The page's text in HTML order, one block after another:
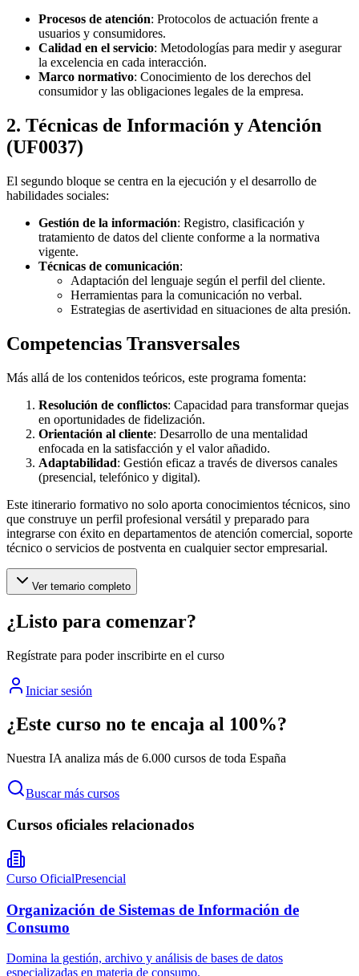
Procesos de atención: Protocolos de actuación frente a
usuarios y consumidores.
Calidad en el servicio: Metodologías para medir y asegurar
la excelencia en cada interacción.
Marco normativo: Conocimiento de los derechos del
consumidor y las obligaciones legales de la empresa.
2. Técnicas de Información y Atención
(UF0037)
El segundo bloque se centra en la ejecución y el desarrollo de
habilidades sociales:
Gestión de la información: Registro, clasificación y
tratamiento de datos del cliente conforme a la normativa
vigente.
Técnicas de comunicación:
Adaptación del lenguaje según el perfil del cliente.
Herramientas para la comunicación no verbal.
Estrategias de asertividad en situaciones de alta presión.
Competencias Transversales
Más allá de los contenidos teóricos, este programa fomenta:
Resolución de conflictos: Capacidad para transformar quejas
en oportunidades de fidelización.
Orientación al cliente: Desarrollo de una mentalidad
enfocada en la satisfacción y el valor añadido.
Adaptabilidad: Gestión eficaz a través de diversos canales
(presencial, telefónico y digital).
Este itinerario formativo no solo aporta conocimientos técnicos, sino
que construye un perfil profesional versátil y preparado para
integrarse con éxito en departamentos de atención comercial, soporte
técnico o servicios de postventa en cualquier sector empresarial.
Ver temario completo
¿Listo para comenzar?
Regístrate para poder inscribirte en el curso
Iniciar sesión
¿Este curso no te encaja al 100%?
Nuestra IA analiza más de 6.000 cursos de toda España
Buscar más cursos
Cursos oficiales relacionados
Curso OficialPresencial
Organización de Sistemas de Información de
Consumo
Domina la gestión, archivo y análisis de bases de datos
especializadas en materia de consumo.